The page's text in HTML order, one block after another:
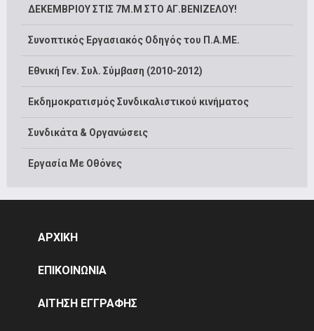
ΔΕΚΕΜΒΡΙΟΥ ΣΤΙΣ 7Μ.Μ ΣΤΟ ΑΓ.ΒΕΝΙΖΕΛΟΥ!
Συνοπτικός Εργασιακός Οδηγός του Π.Α.ΜΕ.
Εθνική Γεν. Συλ. Σύμβαση (2010-2012)
Εκδημοκρατισμός Συνδικαλιστικού κινήματος
Συνδικάτα & Οργανώσεις
Εργασία Με Οθόνες
ΑΡΧΙΚΗ
ΕΠΙΚΟΙΝΩΝΙΑ
ΑΙΤΗΣΗ ΕΓΓΡΑΦΗΣ